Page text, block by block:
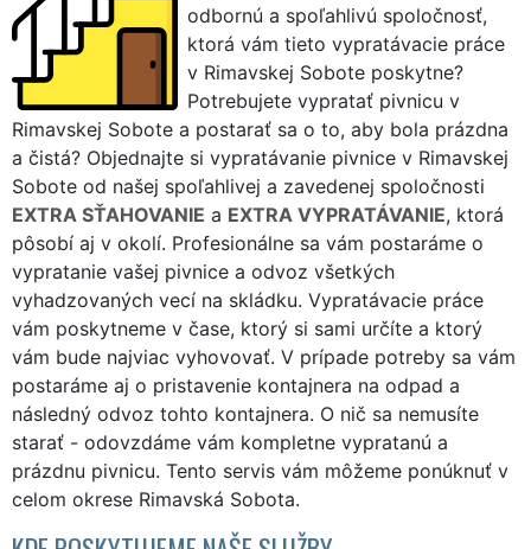
odbornú a spoľahlivú spoločnosť,
ktorá vám tieto vypratávacie práce
v Rimavskej Sobote poskytne?
Potrebujete vypratať pivnicu v
Rimavskej Sobote a postarať sa o to, aby bola prázdna
a čistá? Objednajte si vypratávanie pivnice v Rimavskej
Sobote od našej spoľahlivej a zavedenej spoločnosti
EXTRA SŤAHOVANIE a EXTRA VYPRATÁVANIE, ktorá
pôsobí aj v okolí. Profesionálne sa vám postaráme o
vypratanie vašej pivnice a odvoz všetkých
vyhadzovaných vecí na skládku. Vypratávacie práce
vám poskytneme v čase, ktorý si sami určíte a ktorý
vám bude najviac vyhovovať. V prípade potreby sa vám
postaráme aj o pristavenie kontajnera na odpad a
následný odvoz tohto kontajnera. O nič sa nemusíte
starať - odovzdáme vám kompletne vypratanú a
prázdnu pivnicu. Tento servis vám môžeme ponúknuť v
celom okrese Rimavská Sobota.